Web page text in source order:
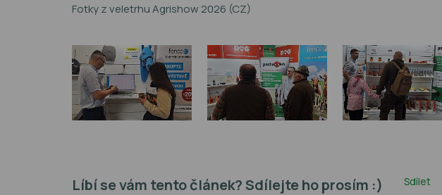
Fotky z veletrhu Agrishow 2026 (CZ)
Líbí se vám tento článek? Sdílejte ho prosím :) Sdílet